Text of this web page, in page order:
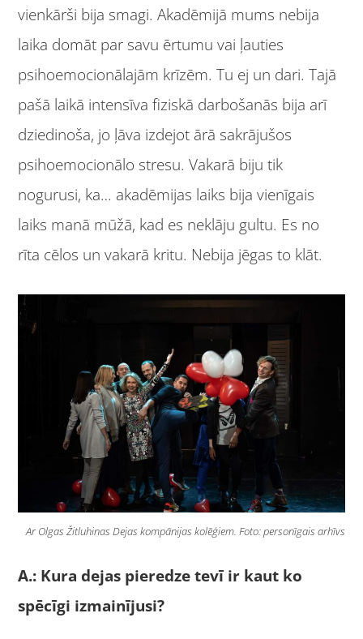
vienkārši bija smagi. Akadēmijā mums nebija
laika domāt par savu ērtumu vai ļauties
psihoemocionālajām krīzēm. Tu ej un dari. Tajā
pašā laikā intensīva fiziskā darbošanās bija arī
dziedinoša, jo ļāva izdejot ārā sakrājušos
psihoemocionālo stresu. Vakarā biju tik
nogurusi, ka… akadēmijas laiks bija vienīgais
laiks manā mūžā, kad es neklāju gultu. Es no
rīta cēlos un vakarā kritu. Nebija jēgas to klāt.
Ar Olgas Žitluhinas Dejas kompānijas kolēģiem. Foto: personīgais arhīvs
A.: Kura dejas pieredze tevī ir kaut ko
spēcīgi izmainījusi?